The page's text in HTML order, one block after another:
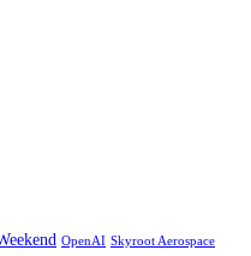
OpenAI Skyroot Aerospace